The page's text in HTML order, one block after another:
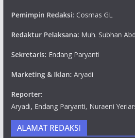
Pemimpin Redaksi: Cosmas GL
Redaktur Pelaksana: Muh. Subhan
Sekretaris: Endang Paryanti
Marketing & Iklan: Aryadi
Reporter:
Aryadi, Endang Paryanti, Nuraeni
ALAMAT REDAKSI